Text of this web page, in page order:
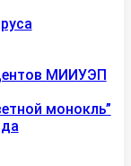
МИИУЭП
монокль”